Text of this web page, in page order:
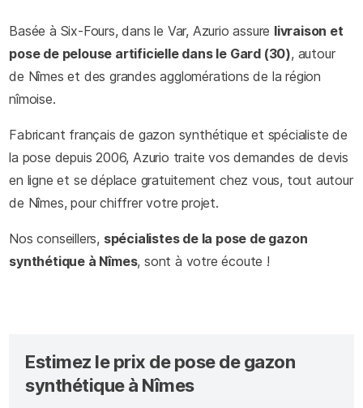
Basée à Six-Fours, dans le Var, Azurio assure livraison et
pose de pelouse artificielle dans le Gard (30), autour
de Nîmes et des grandes agglomérations de la région
nîmoise.
Fabricant français de gazon synthétique et spécialiste de
la pose depuis 2006, Azurio traite vos demandes de devis
en ligne et se déplace gratuitement chez vous, tout autour
de Nîmes, pour chiffrer votre projet.
Nos conseillers, spécialistes de la pose de gazon
synthétique à Nîmes, sont à votre écoute !
Estimez le prix de pose de gazon
synthétique à Nîmes